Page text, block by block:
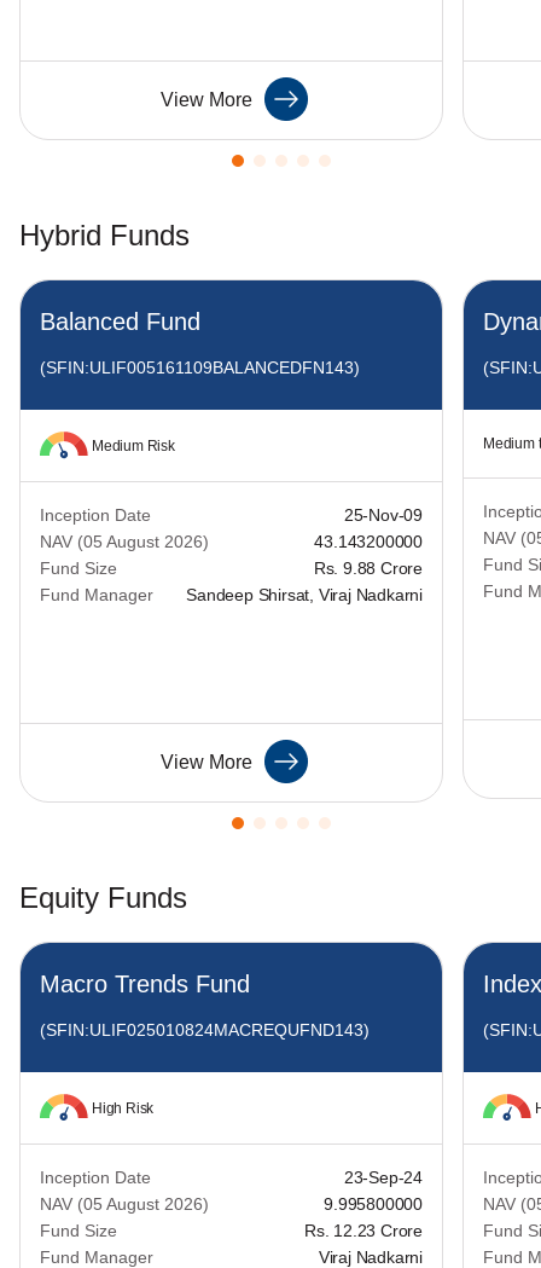
View More
Hybrid Funds
Balanced Fund
(SFIN:ULIF005161109BALANCEDFN143)
Medium Risk
Inception Date
25-Nov-09
NAV (05 August 2026)
43.143200000
Fund Size
Rs. 9.88 Crore
Fund Manager
Sandeep Shirsat, Viraj Nadkarni
View More
Medium
NAV
Fund
Fund
Equity Funds
Macro Trends Fund
(SFIN:ULIF025010824MACREQUFND143)
High Risk
Inception Date
23-Sep-24
NAV (05 August 2026)
9.995800000
Fund Size
Rs. 12.23 Crore
Fund Manager
Viraj Nadkarni
NAV
Fund
Fund